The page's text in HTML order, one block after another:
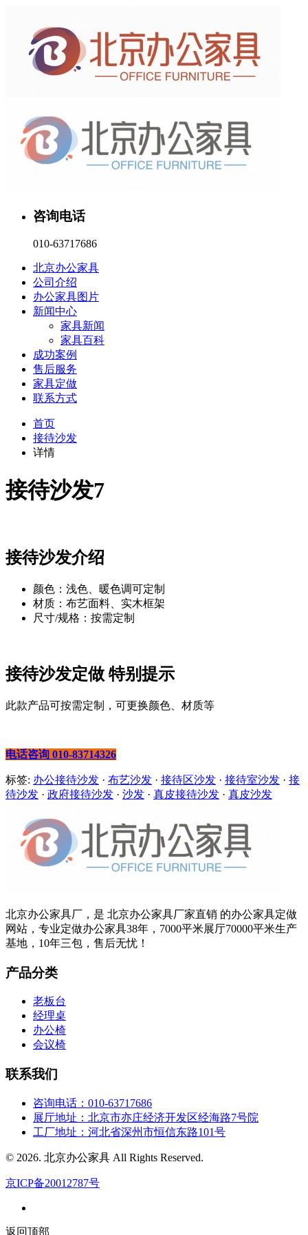
咨询电话
010-63717686
北京办公家具
公司介绍
办公家具图片
新闻中心
家具新闻
家具百科
成功案例
售后服务
家具定做
联系方式
首页
接待沙发
详情
接待沙发7
接待沙发介绍
颜色：浅色、暖色调可定制
材质：布艺面料、实木框架
尺寸/规格：按需定制
接待沙发定做 特别提示
此款产品可按需定制，可更换颜色、材质等
电话咨询 010-83714326
标签: 办公接待沙发 · 布艺沙发 · 接待区沙发 · 接待室沙发 · 接
待沙发 · 政府接待沙发 · 沙发 · 真皮接待沙发 · 真皮沙发
北京办公家具厂，是 北京办公家具厂家直销 的办公家具定做
网站，专业定做办公家具38年，7000平米展厅70000平米生产
基地，10年三包，售后无忧！
产品分类
老板台
经理桌
办公椅
会议椅
联系我们
咨询电话：010-63717686
展厅地址：北京市亦庄经济开发区经海路7号院
工厂地址：河北省深州市恒信东路101号
© 2026. 北京办公家具 All Rights Reserved.
京ICP备20012787号
返回顶部